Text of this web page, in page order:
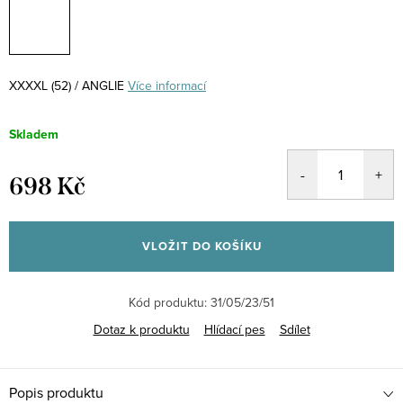
XXXXL (52) / ANGLIE Více informací
Skladem
698 Kč
cena:
VLOŽIT DO KOŠÍKU
Kód produktu: 31/05/23/51
Dotaz k produktu
Hlídací pes Sdílet
Popis produktu